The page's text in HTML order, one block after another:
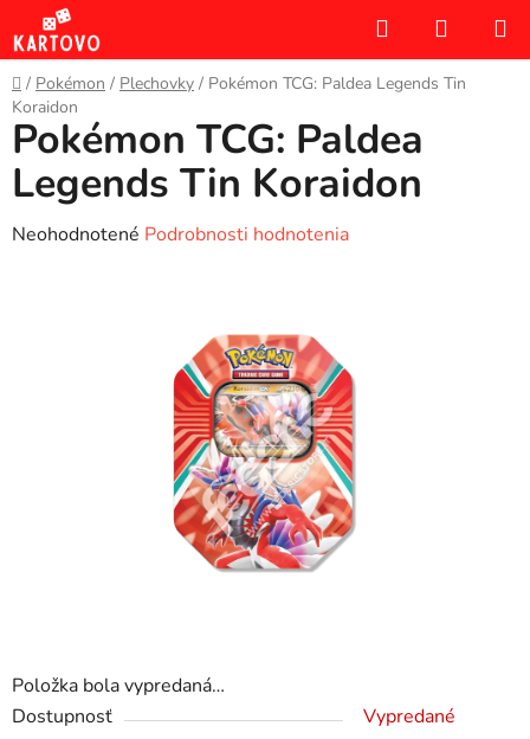
Prejsť
na
obsah
Hľadať
KOŠÍK
Domov
/ Pokémon / Plechovky / Pokémon TCG: Paldea Legends Tin
Koraidon
Položka bola vypredaná…
Dostupnosť
Vypredané
Pokémon TCG: Paldea
Legends Tin Koraidon
Priemerné
Neohodnotené Podrobnosti hodnotenia